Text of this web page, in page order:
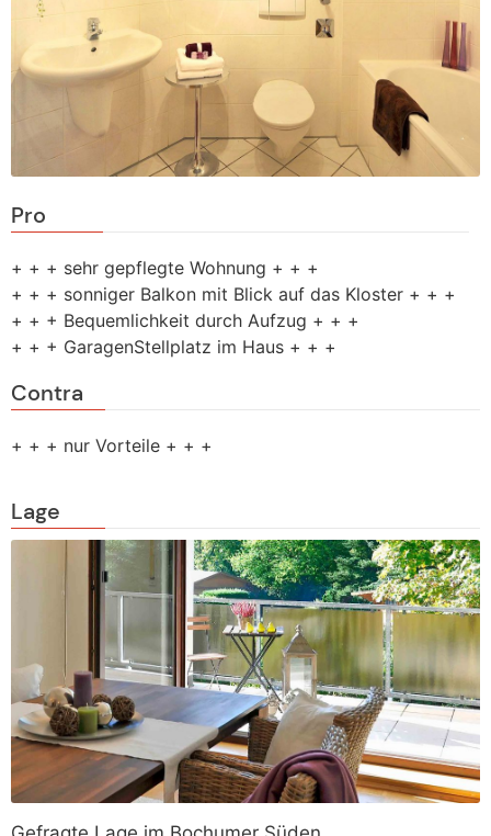
Pro
+ + + sehr gepflegte Wohnung + + +
+ + + sonniger Balkon mit Blick auf das Kloster + + +
+ + + Bequemlichkeit durch Aufzug + + +
+ + + GaragenStellplatz im Haus + + +
Contra
+ + + nur Vorteile + + +
Lage